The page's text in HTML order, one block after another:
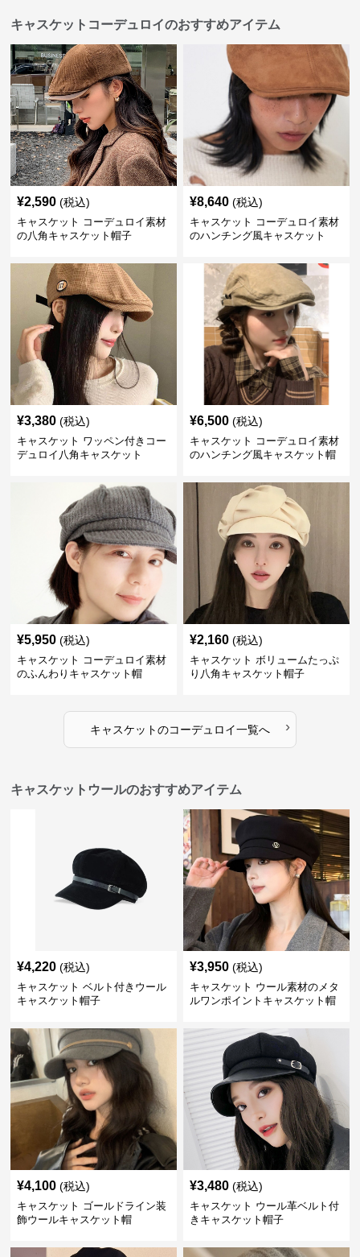
キャスケットコーデュロイのおすすめアイテム
¥2,590 (税込)
キャスケット コーデュロイ素材
の八角キャスケット帽子
¥8,640 (税込)
キャスケット コーデュロイ素材
のハンチング風キャスケット
¥3,380 (税込)
キャスケット ワッペン付きコー
デュロイ八角キャスケット
¥6,500 (税込)
キャスケット コーデュロイ素材
のハンチング風キャスケット帽
¥5,950 (税込)
キャスケット コーデュロイ素材
のふんわりキャスケット帽
¥2,160 (税込)
キャスケット ボリュームたっぷ
り八角キャスケット帽子
キャスケットのコーデュロイ一覧へ ›
キャスケットウールのおすすめアイテム
¥4,220 (税込)
キャスケット ベルト付きウール
キャスケット帽子
¥3,950 (税込)
キャスケット ウール素材のメタ
ルワンポイントキャスケット帽
¥4,100 (税込)
キャスケット ゴールドライン装
飾ウールキャスケット帽
¥3,480 (税込)
キャスケット ウール革ベルト付
きキャスケット帽子